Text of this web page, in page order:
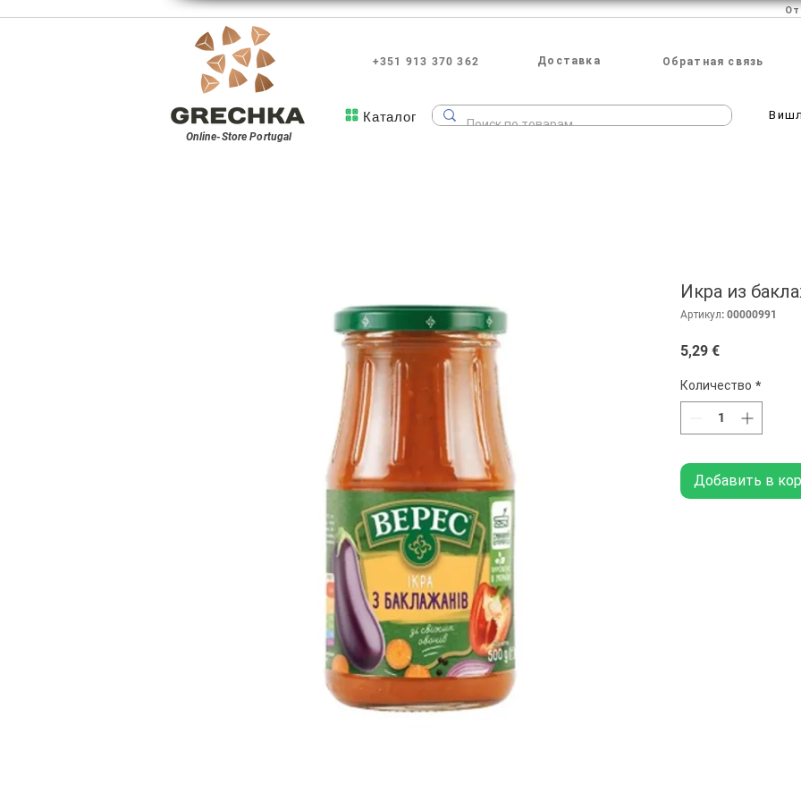
+351 913 370 362 Доставка Обратная связь
Online-StorePortugal
Каталог
Икра из
Артикул: 00000991
5,29 €Цена
Количество *
Добавить в